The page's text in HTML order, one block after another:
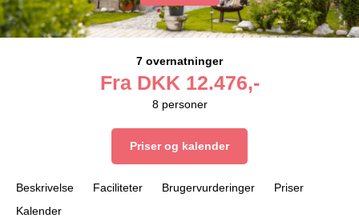
7 overnatninger
Fra DKK 12.476,-
8 personer
Priser og kalender
Beskrivelse Faciliteter Brugervurderinger
Priser
Kalender